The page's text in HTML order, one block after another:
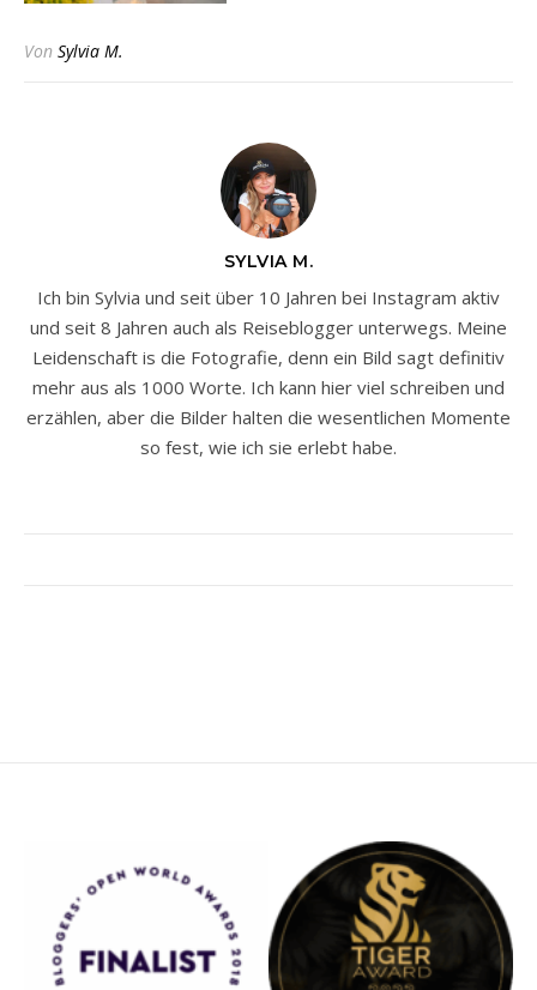
Von Sylvia M.
SYLVIA M.
Ich bin Sylvia und seit über 10 Jahren bei Instagram aktiv
und seit 8 Jahren auch als Reiseblogger unterwegs. Meine
Leidenschaft is die Fotografie, denn ein Bild sagt definitiv
mehr aus als 1000 Worte. Ich kann hier viel schreiben und
erzählen, aber die Bilder halten die wesentlichen Momente
so fest, wie ich sie erlebt habe.